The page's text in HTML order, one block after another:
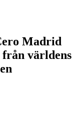
Madrid
från världens